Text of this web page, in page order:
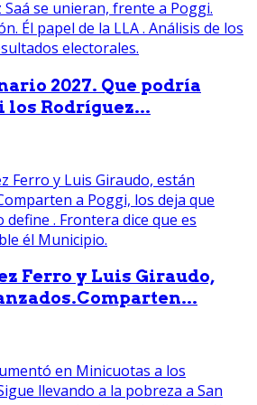
2027. Que podría
los Rodríguez...
Ferro y Luis Giraudo,